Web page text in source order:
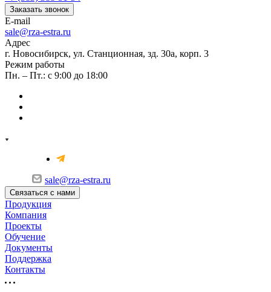
Заказать звонок
E-mail
sale@rza-estra.ru
Адрес
г. Новосибирск, ул. Станционная, зд. 30а, корп. 3
Режим работы
Пн. – Пт.: с 9:00 до 18:00
sale@rza-estra.ru
Связаться с нами
Продукция
Компания
Проекты
Обучение
Документы
Поддержка
Контакты